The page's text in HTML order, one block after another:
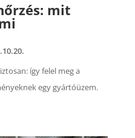
mit
így felel meg a
egy gyártóüzem.